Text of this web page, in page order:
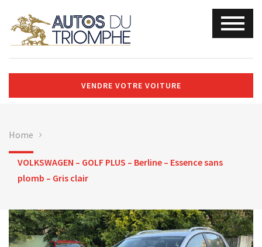
VENDRE VOTRE VOITURE
Home
VOLKSWAGEN – GOLF PLUS – Berline – Essence sans
plomb – Gris clair